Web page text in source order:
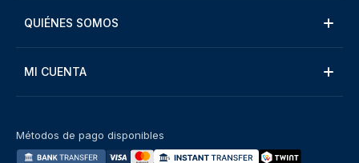
QUIÉNES SOMOS
MI CUENTA
Métodos de pago disponibles